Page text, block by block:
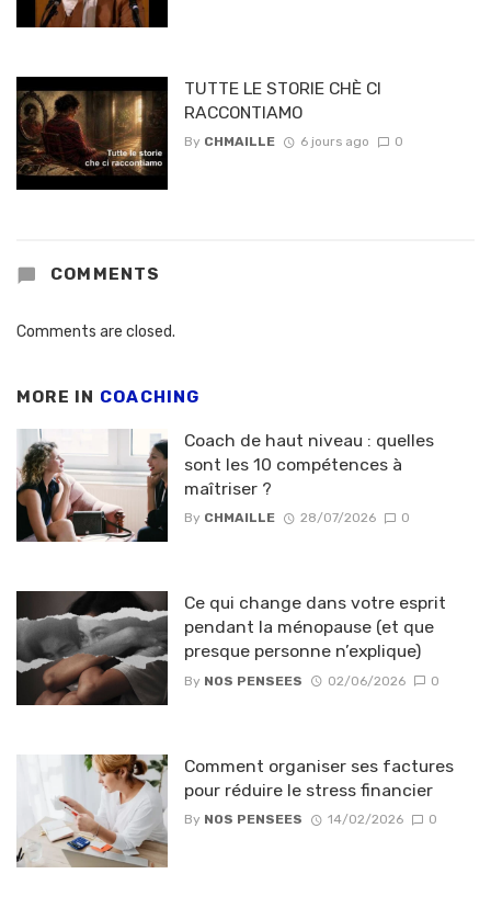
TUTTE LE STORIE CHÈ CI
RACCONTIAMO
By CHMAILLE 6 jours ago 0
COMMENTS
Comments are closed.
MORE IN COACHING
Coach de haut niveau : quelles
sont les 10 compétences à
maîtriser ?
By CHMAILLE 28/07/2026 0
Ce qui change dans votre esprit
pendant la ménopause (et que
presque personne n’explique)
By NOS PENSEES 02/06/2026 0
Comment organiser ses factures
pour réduire le stress financier
By NOS PENSEES 14/02/2026 0